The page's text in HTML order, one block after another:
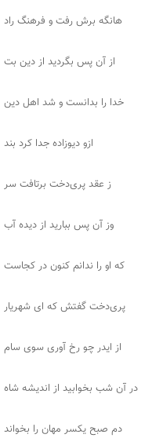
هانگه برش رفت و فرهنگ راد
از آن پس بگردید از دین بت
خدا را بدانست و شد اهل دین
ازو دیوزاده جدا کرد بند
ز عقد پری‌دخت برتافت سر
وز آن پس ببارید از دیده آب
که او را ندانم کنون در کجاست
پری‌دخت گفتش که ای شهریار
از ایدر چو رخ آوری سوی سام
در آن شب بخوابید از اندیشه شاه
دم صبح یکسر مهان را بخواند